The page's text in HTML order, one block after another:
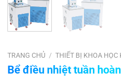
TRANG CHỦ / THIẾT BỊ KHOA HỌC
Bể điều nhiệt tuần